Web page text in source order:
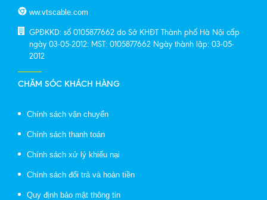
ww.vtscable.com
GPĐKKD: số 0105877662 do Sở KHĐT Thành phố Hà Nội cấp
ngày 03-05-2012: MST: 0105877662 Ngày thành lập: 03-05-
2012
CHĂM SÓC KHÁCH HÀNG
Chính sách vận chuyển
Chính sách thanh toán
Chính sách xử lý khiếu nại
Chính sách đổi trả và hoàn tiền
Quy định bảo mật thông tin